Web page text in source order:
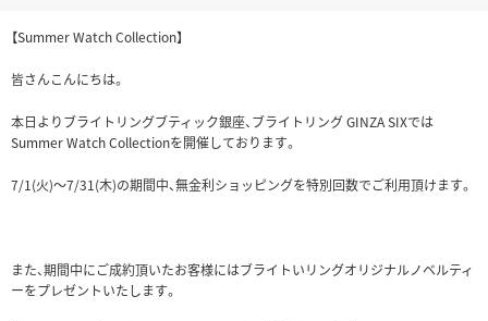
【Summer Watch Collection】
皆さんこんにちは。
本日よりブライトリングブティック銀座、ブライトリング GINZA SIXでは
Summer Watch Collectionを開催しております。
7/1(火)～7/31(木)の期間中、無金利ショッピングを特別回数でご利用頂けます。
また、期間中にご成約頂いたお客様にはブライトいリングオリジナルノベルティ
ーをプレゼントいたします。